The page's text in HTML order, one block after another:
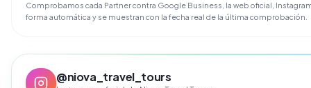
Comprobamos cada Partner contra Google Business, la web oficial,
forma automática y se muestran con la fecha real de la última comprobación.
@niova_travel_tours